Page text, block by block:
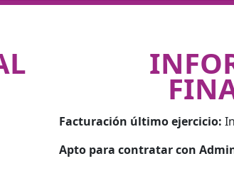
Facturación último ejercicio:
Apto para contratar con